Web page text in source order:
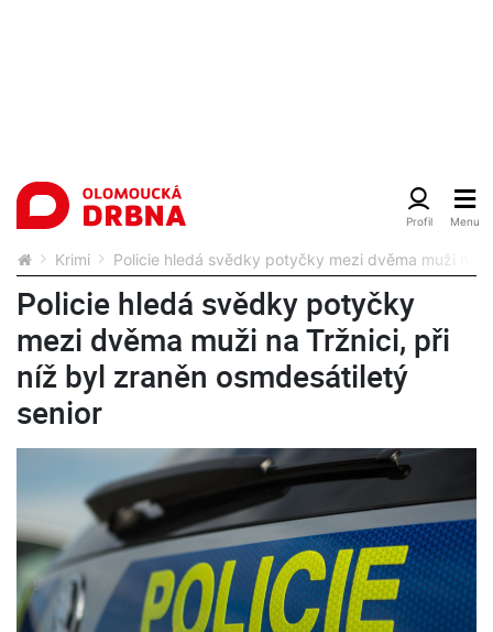
Krimi Policie hledá svědky potyčky mezi dvěma muži na
Policie hledá svědky potyčky
mezi dvěma muži na Tržnici, při
níž byl zraněn osmdesátiletý
senior